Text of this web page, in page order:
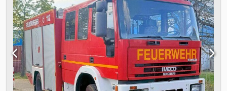
engrenagem:automático, classe de emissão: Euro 6, suspensão:
ar, número de lugares:2, comprimento total:10 500 mm, largura
total:25 500 mm , altura total: 33 000 mm, dimensão do pneu
dianteiro:285 / 70 R 19.5 / 10mm, peso operacional:13 500 kg,
Equipamento:
ar condicionado,